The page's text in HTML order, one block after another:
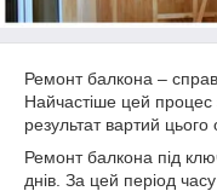
Ремонт балкона –
Найчастіше цей процес
результат вартий цього
Ремонт балкона під
днів. За цей період